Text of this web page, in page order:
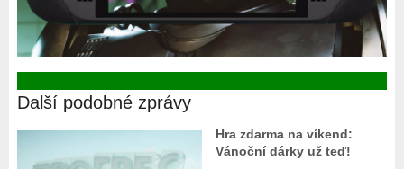
Další podobné zprávy
Hra zdarma na víkend:
Vánoční dárky už teď!